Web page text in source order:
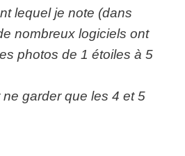
lequel je note (dans
nombreux logiciels ont
photos de 1 étoiles à 5
garder que les 4 et 5